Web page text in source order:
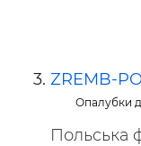
ZREMB-
Опалубки
Польська